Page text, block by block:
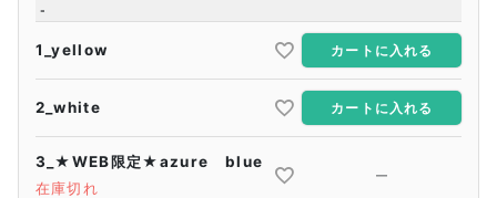
-
1_yellow カートに入れる
2_white カートに入れる
3_★WEB限定★azure blue
在庫切れ
—